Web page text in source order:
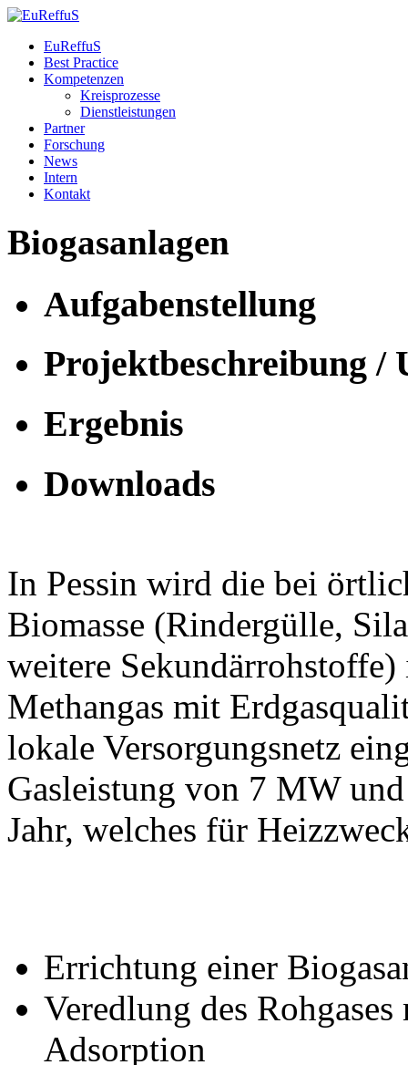
EuReffuS
Best Practice
Kompetenzen
Kreisprozesse
Dienstleistungen
Partner
Forschung
News
Intern
Kontakt
Biogasanlagen
Aufgabenstellung
Projektbeschreibung /
Ergebnis
Downloads
In Pessin wird die bei
Biomasse (Rindergülle,
weitere
Methangas mit
lokale Versorgungsnetz
Gasleistung von 7 MW
Jahr, welches für
Errichtung einer
Veredlung des
Adsorption